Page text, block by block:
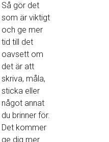
Så gör det
som är viktigt
och ge mer
tid till det
oavsett om
det är att
skriva, måla,
sticka eller
något annat
du brinner för.
Det kommer
ge dig mer